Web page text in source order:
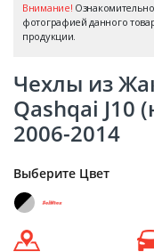
Внимание!
фотографией данного
продукции.
Чехлы из
Qashqai J10
2006-2014
Выберите Цвет